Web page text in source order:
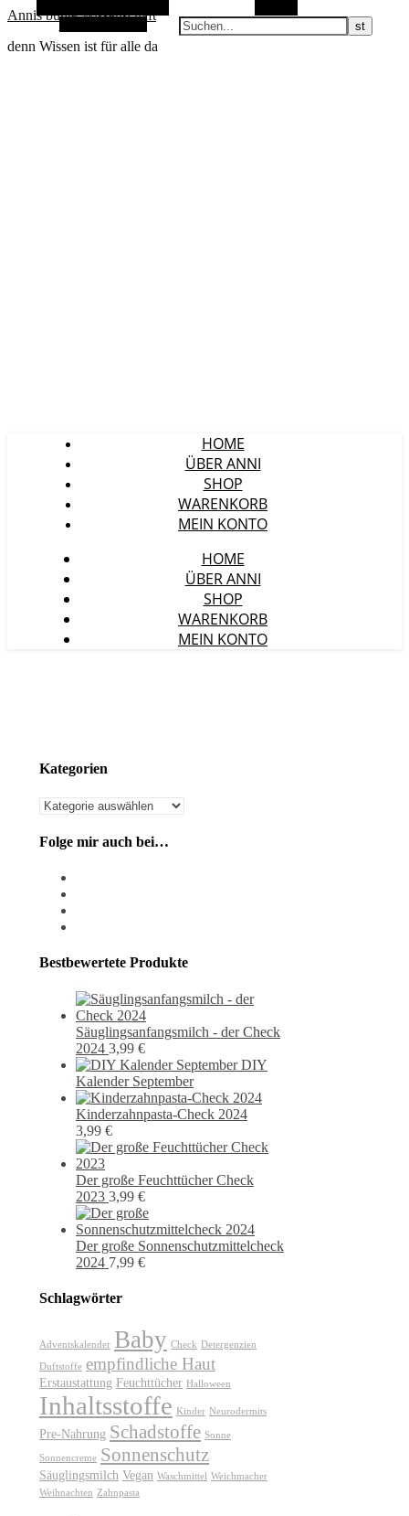
Annis bunte Wissenschaft
denn Wissen ist für alle da
Zufallsauswahl
HOME
ÜBER ANNI
SHOP
WARENKORB
MEIN KONTO
HOME
ÜBER ANNI
SHOP
WARENKORB
MEIN KONTO
Kategorien
Kategorien
Folge mir auch bei…
Bestbewertete Produkte
Säuglingsanfangsmilch - der Check
2024 3,99 €
DIY
Kalender September
Kinderzahnpasta-Check 2024
3,99 €
Der große Feuchttücher Check
2023 3,99 €
Der große Sonnenschutzmittelcheck
2024 7,99 €
Schlagwörter
Adventskalender Baby Check Detergenzien
Duftstoffe empfindliche Haut
Erstaustattung Feuchttücher Halloween
Inhaltsstoffe Kinder Neurodermits
Pre-Nahrung Schadstoffe Sonne
Sonnencreme Sonnenschutz
Säuglingsmilch Vegan Waschmittel Weichmacher
Weihnachten Zahnpasta